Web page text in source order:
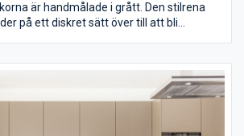
är handmålade i grått. Den stilrena
på ett diskret sätt över till att bli
högskåpen som följer den
den loungeinspirerade matplatsen till den